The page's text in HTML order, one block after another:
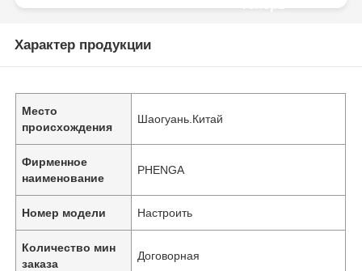
Характер продукции
Место
происхождения
Шаогуань.Китай
Фирменное
наименование
PHENGA
Номер модели Настроить
Количество мин
заказа
Договорная